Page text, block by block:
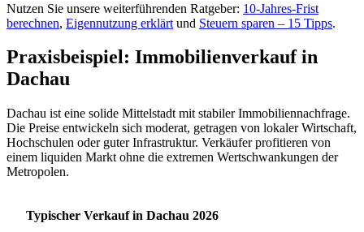
Nutzen Sie unsere weiterführenden Ratgeber: 10-Jahres-Frist
berechnen, Eigennutzung erklärt und Steuern sparen – 15 Tipps.
Praxisbeispiel: Immobilienverkauf in
Dachau
Dachau ist eine solide Mittelstadt mit stabiler Immobiliennachfrage.
Die Preise entwickeln sich moderat, getragen von lokaler Wirtschaft,
Hochschulen oder guter Infrastruktur. Verkäufer profitieren von
einem liquiden Markt ohne die extremen Wertschwankungen der
Metropolen.
Typischer Verkauf in Dachau 2026